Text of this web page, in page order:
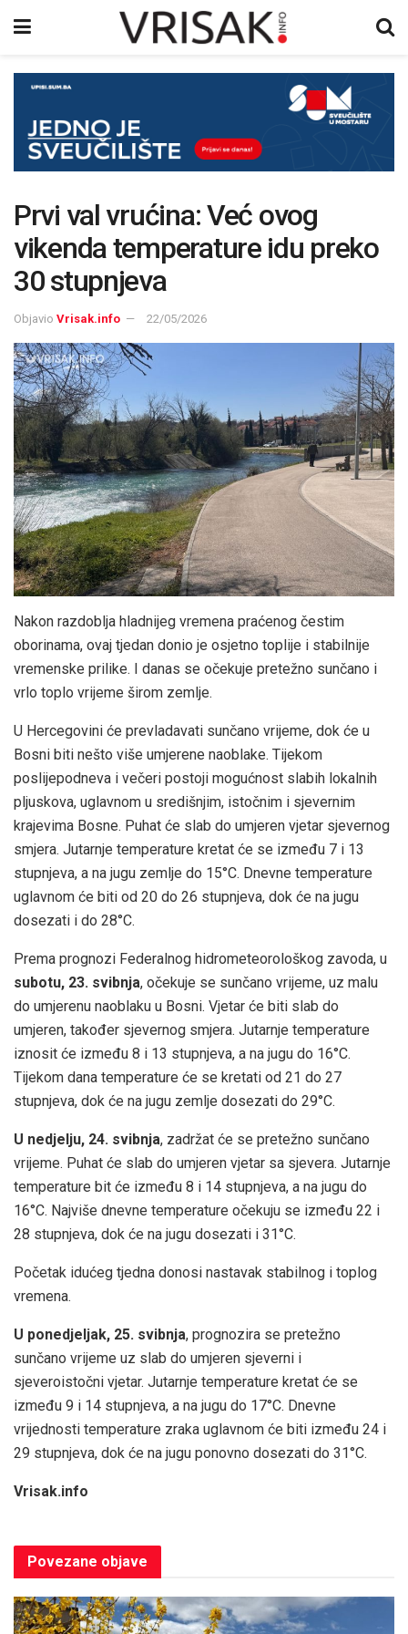
Prvi val vrućina: Već ovog
vikenda temperature idu preko
30 stupnjeva
Objavio Vrisak.info 22/05/2026
Nakon razdoblja hladnijeg vremena praćenog čestim
oborinama, ovaj tjedan donio je osjetno toplije i stabilnije
vremenske prilike. I danas se očekuje pretežno sunčano i
vrlo toplo vrijeme širom zemlje.
U Hercegovini će prevladavati sunčano vrijeme, dok će u
Bosni biti nešto više umjerene naoblake. Tijekom
poslijepodneva i večeri postoji mogućnost slabih lokalnih
pljuskova, uglavnom u središnjim, istočnim i sjevernim
krajevima Bosne. Puhat će slab do umjeren vjetar sjevernog
smjera. Jutarnje temperature kretat će se između 7 i 13
stupnjeva, a na jugu zemlje do 15°C. Dnevne temperature
uglavnom će biti od 20 do 26 stupnjeva, dok će na jugu
dosezati i do 28°C.
Prema prognozi Federalnog hidrometeorološkog zavoda, u
subotu, 23. svibnja, očekuje se sunčano vrijeme, uz malu
do umjerenu naoblaku u Bosni. Vjetar će biti slab do
umjeren, također sjevernog smjera. Jutarnje temperature
iznosit će između 8 i 13 stupnjeva, a na jugu do 16°C.
Tijekom dana temperature će se kretati od 21 do 27
stupnjeva, dok će na jugu zemlje dosezati do 29°C.
U nedjelju, 24. svibnja, zadržat će se pretežno sunčano
vrijeme. Puhat će slab do umjeren vjetar sa sjevera. Jutarnje
temperature bit će između 8 i 14 stupnjeva, a na jugu do
16°C. Najviše dnevne temperature očekuju se između 22 i
28 stupnjeva, dok će na jugu dosezati i 31°C.
Početak idućeg tjedna donosi nastavak stabilnog i toplog
vremena.
U ponedjeljak, 25. svibnja, prognozira se pretežno
sunčano vrijeme uz slab do umjeren sjeverni i
sjeveroistočni vjetar. Jutarnje temperature kretat će se
između 9 i 14 stupnjeva, a na jugu do 17°C. Dnevne
vrijednosti temperature zraka uglavnom će biti između 24 i
29 stupnjeva, dok će na jugu ponovno dosezati do 31°C.
Vrisak.info
Povezane objave